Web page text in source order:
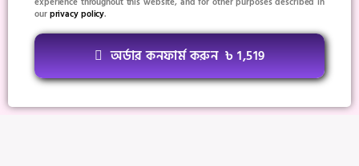
ourprivacy policy.
অর্ডার কনফার্ম করুন ৳ 1,519